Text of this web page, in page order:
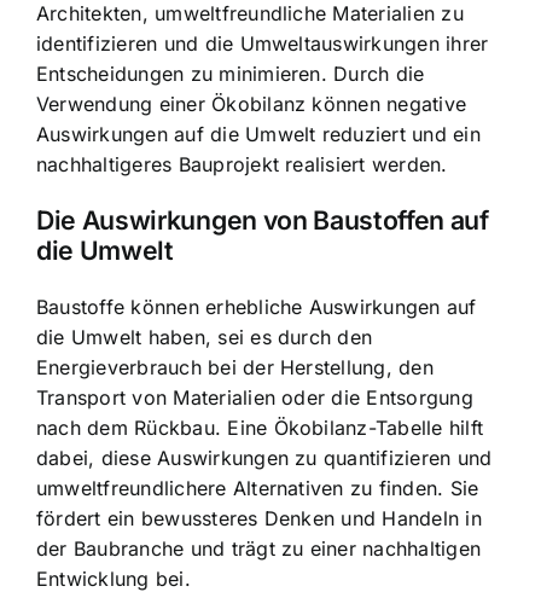
Architekten, umweltfreundliche Materialien zu
identifizieren und die Umweltauswirkungen ihrer
Entscheidungen zu minimieren. Durch die
Verwendung einer Ökobilanz können negative
Auswirkungen auf die Umwelt reduziert und ein
nachhaltigeres Bauprojekt realisiert werden.
Die Auswirkungen von Baustoffen auf
die Umwelt
Baustoffe können erhebliche Auswirkungen auf
die Umwelt haben, sei es durch den
Energieverbrauch bei der Herstellung, den
Transport von Materialien oder die Entsorgung
nach dem Rückbau. Eine Ökobilanz-Tabelle hilft
dabei, diese Auswirkungen zu quantifizieren und
umweltfreundlichere Alternativen zu finden. Sie
fördert ein bewussteres Denken und Handeln in
der Baubranche und trägt zu einer nachhaltigen
Entwicklung bei.